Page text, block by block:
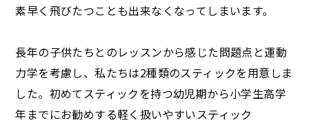
素早く飛びたつことも出来なくなってしまいます。
長年の子供たちとのレッスンから感じた問題点と運動
力学を考慮し、私たちは2種類のスティックを用意しま
した。初めてスティックを持つ幼児期から小学生高学
年までにお勧めする軽く扱いやすいスティック